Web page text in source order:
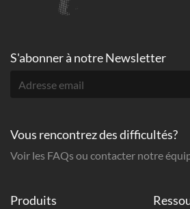
Produits
S'abonner à notre Newsletter
Vous rencontrez des difficultés?
Voir les FAQs ou contacter notre